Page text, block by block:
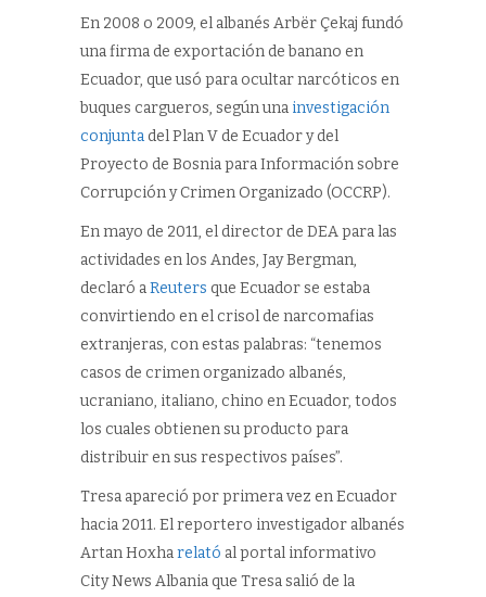
En 2008 o 2009, el albanés Arbër Çekaj fundó
una firma de exportación de banano en
Ecuador, que usó para ocultar narcóticos en
buques cargueros, según una investigación
conjuntadel Plan V de Ecuador y del
Proyecto de Bosnia para Información sobre
Corrupción y Crimen Organizado (OCCRP).
En mayo de 2011, el director de DEA para las
actividades en los Andes, Jay Bergman,
declaró aReuters que Ecuador se estaba
convirtiendo en el crisol de narcomafias
extranjeras, con estas palabras: “tenemos
casos de crimen organizado albanés,
ucraniano, italiano, chino en Ecuador, todos
los cuales obtienen su producto para
distribuir en sus respectivos países”.
Tresa apareció por primera vez en Ecuador
hacia 2011. El reportero investigador albanés
Artan Hoxharelató al portal informativo
City News Albania que Tresa salió de la